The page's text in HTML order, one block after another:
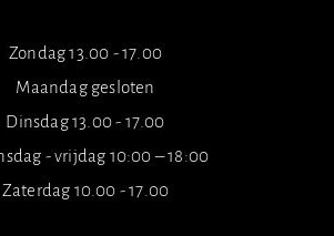
Zondag 13.00 - 17.00
Maandag gesloten
Dinsdag 13.00 - 17.00
- vrijdag 10:00 – 18:00
Zaterdag 10.00 - 17.00